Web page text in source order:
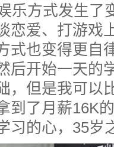
乐方式发生了
恋爱、打游戏
式也变得更自
后开始一天的
，但是我可以
到了月薪16K
习的心，35岁